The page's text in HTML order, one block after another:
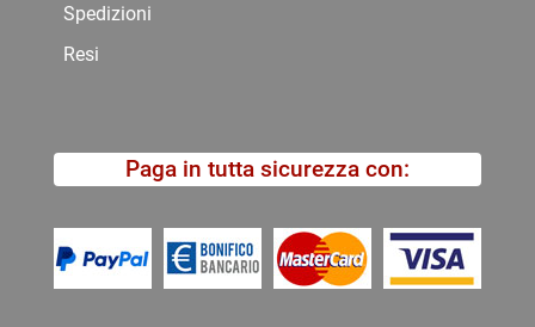
Spedizioni
Resi
Paga in tutta sicurezza con: